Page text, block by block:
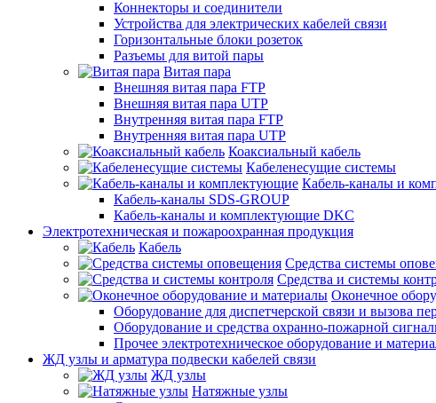
Коннекторы и соединители
Устройства для электрических кабелей связи
Горизонтальные блоки розеток
Разъемы для витой пары
Витая пара
Внешняя витая пара FTP
Внешняя витая пара UTP
Внутренняя витая пара FTP
Внутренняя витая пара UTP
Коаксиальный кабель
Кабеленесущие системы
Кабель-каналы и
Кабель-каналы SDS-GROUP
Кабель-каналы и комплектующие DKC
Электротехническая и пожароохранная продукция
Кабель
Средства системы
Средства и системы
Оконечное
Оборудование для диспетчерской связи и вызова
Оборудование и средства охранно-пожарной
Прочее электротехническое оборудование и
ЖД узлы и арматура подвески кабелей связи
ЖД узлы
Натяжные узлы